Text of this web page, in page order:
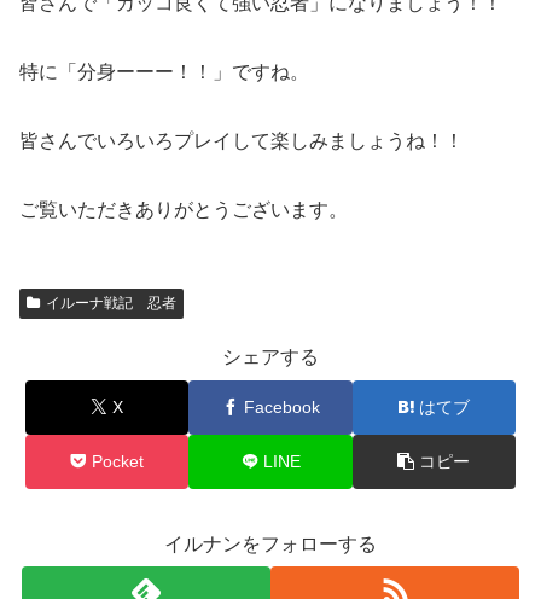
特に「分身ーーー！！」ですね。
皆さんでいろいろプレイして楽しみましょうね！！
ご覧いただきありがとうございます。
イルーナ戦記 忍者
シェアする
X Facebook はてブ
Pocket LINE コピー
イルナンをフォローする